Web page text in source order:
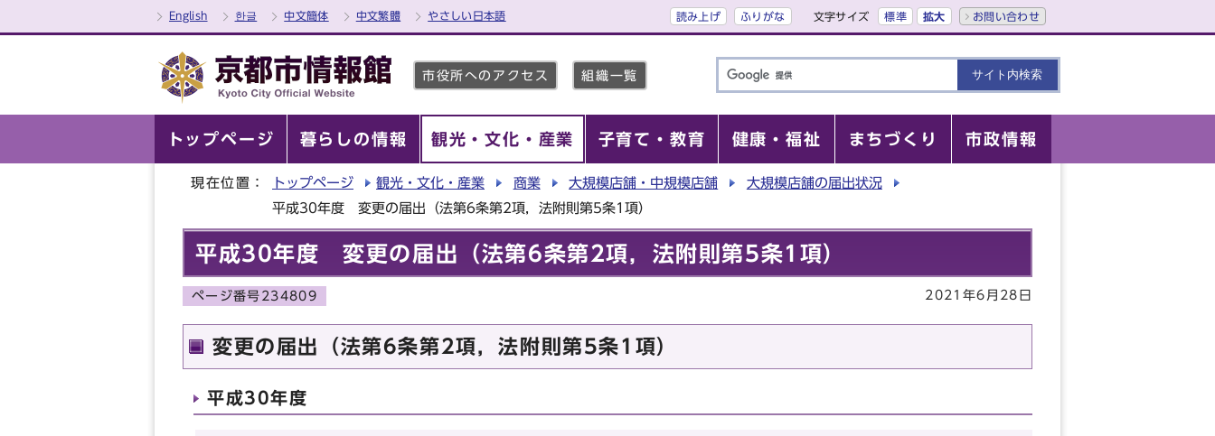
English 한글 中文簡体 中文繁體 やさしい日本語 読み上げ ふりがな 文字サイズ 標準 拡大 お問い合わせ
市役所へのアクセス 組織一覧
トップページ 暮らしの情報 観光・文化・産業 子育て・教育 健康・福祉 まちづくり 市政情報
現在位置： トップページ 観光・文化・産業 商業 大規模店舗・中規模店舗
大規模店舗の届出状況
平成30年度 変更の届出（法第6条第2項，法附則第5条1項）
平成30年度 変更の届出（法第6条第2項，法附則第5条1項）
ページ番号234809 2021年6月28日
変更の届出（法第6条第2項，法附則第5条1項）
平成30年度